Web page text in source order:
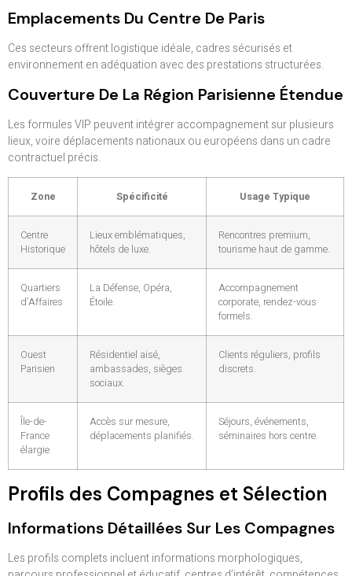
Emplacements Du Centre De Paris
Ces secteurs offrent logistique idéale, cadres sécurisés et
environnement en adéquation avec des prestations structurées.
Couverture De La Région Parisienne Étendue
Les formules VIP peuvent intégrer accompagnement sur plusieurs
lieux, voire déplacements nationaux ou européens dans un cadre
contractuel précis.
Zone Spécificité Usage Typique
Centre
Historique
Lieux emblématiques,
hôtels de luxe.
Rencontres premium,
tourisme haut de gamme.
Quartiers
d’Affaires
La Défense, Opéra,
Étoile.
Accompagnement
corporate, rendez-vous
formels.
Ouest
Parisien
Résidentiel aisé,
ambassades, sièges
sociaux.
Clients réguliers, profils
discrets.
Île-de-
France
élargie
Accès sur mesure,
déplacements planifiés.
Séjours, événements,
séminaires hors centre.
Profils des Compagnes et Sélection
Informations Détaillées Sur Les Compagnes
Les profils complets incluent informations morphologiques,